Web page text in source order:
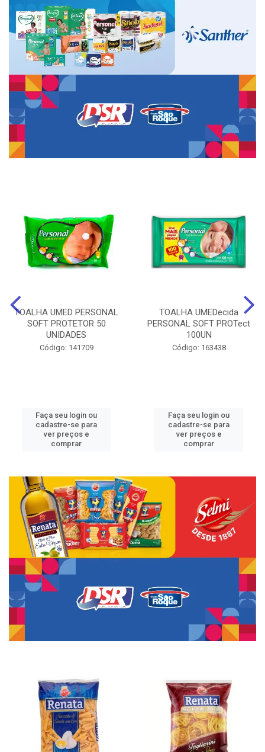
TOALHA UMED PERSONAL
SOFT PROTETOR 50
UNIDADES
Código: 141709
Faça seu login ou
cadastre-se para
ver preços e
comprar
TOALHA UMEDecida
PERSONAL SOFT PROTect
100UN
Código: 163438
Faça seu login ou
cadastre-se para
ver preços e
comprar